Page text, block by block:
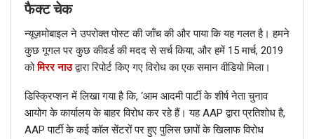
Dec 17, 2020
फैक्ट चेक: क्या हाल ही में मुकेश अंबानी ने पंजाब के सीएम कैप्टन अमरिंदर सिंह से
की मुलाकात? यहाँ जानें सच
Dec 15, 2020
हिंदी
फैक्ट चेक
न्यूज़मोबाइल ने उपरोक्त पोस्ट की जाँच की और पाया कि यह गलत है। हमने
कुछ गूगल पर कुछ कीवर्ड की मदद से सर्च किया, और हमें 15 मार्च, 2019
कोमिरर नाउद्वारा रिपोर्ट किए गए विरोध का एक समान वीडियो मिला।
डिस्क्रिप्शन में लिखा गया है कि, ‘आम आदमी पार्टी के शीर्ष नेता चुनाव
आयोग के कार्यालय के बाहर विरोध कर रहे हैं। यह AAP द्वारा प्रतिशोध है,
AAP पार्टी के कई कॉल सेंटरों पर हुए पुलिस छापों के खिलाफ विरोध